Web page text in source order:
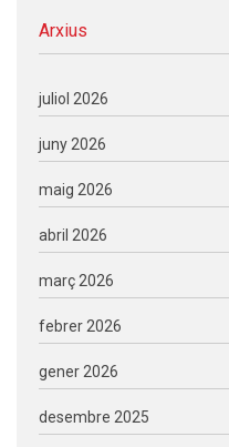
Arxius
juliol 2026
juny 2026
maig 2026
abril 2026
març 2026
febrer 2026
gener 2026
desembre 2025